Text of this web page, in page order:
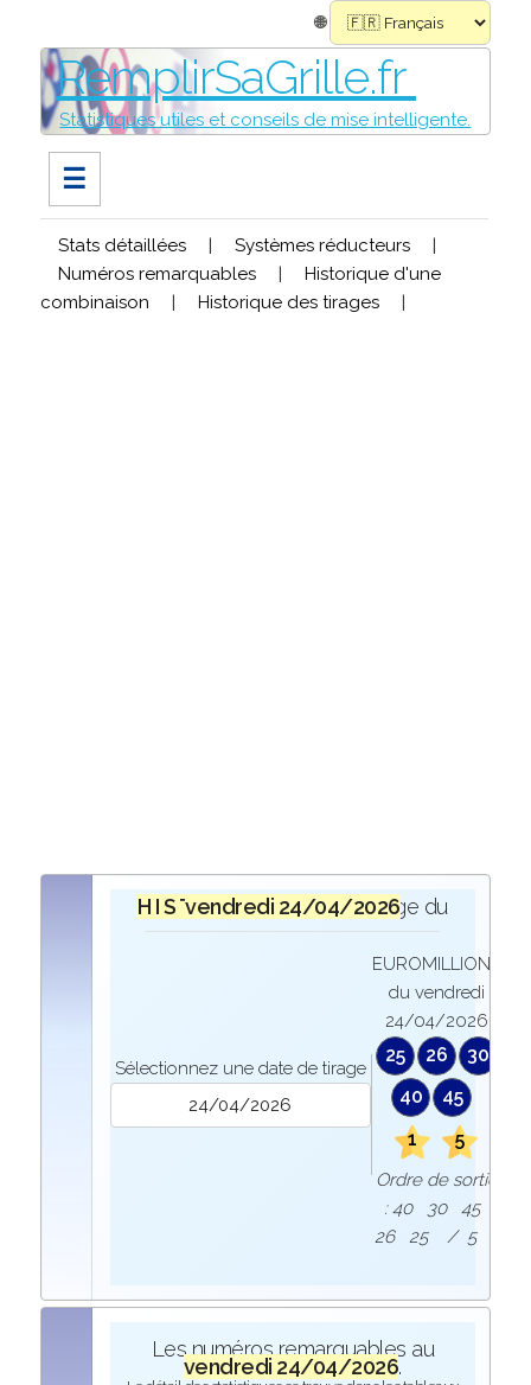
🌐
RemplirSaGrille.fr
Statistiques utiles et conseils de mise intelligente.
☰
Stats détaillées | Systèmes réducteurs
|
Numéros remarquables
|
Historique d'une
combinaison
| Historique des tirages |
H I S T O R I Q U Elors du tirage du
vendredi 24/04/2026
Sélectionnez une date de tirage
EUROMILLIONS
du vendredi
24/04/2026
25 26
30
40
45
1
5
Ordre de sortie
: 40 30 45
26 25 / 5 1
Les numéros remarquables au
vendredi 24/04/2026.